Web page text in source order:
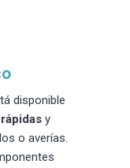
disponible
y
o averías.